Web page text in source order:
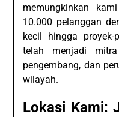
memungkinkan
10.000 pelanggan
kecil hingga proyek-
telah menjadi
pengembang, dan
wilayah.
Lokasi Kami: